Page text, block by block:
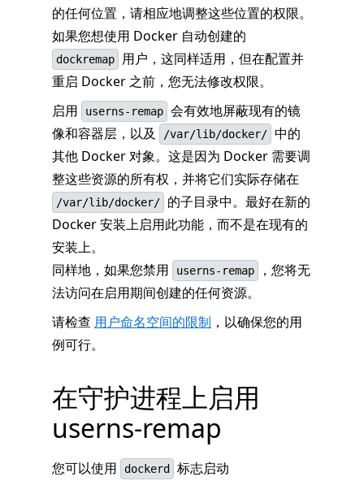
的任何位置，请相应地调整这些位置的权限。
如果您想使用 Docker 自动创建的
dockremap
用户，这同样适用，但在配置并
重启 Docker 之前，您无法修改权限。
启用
userns-remap 会有效地屏蔽现有的镜
像和容器层，以及
/var/lib/docker/ 中的
其他 Docker 对象。这是因为 Docker 需要调
整这些资源的所有权，并将它们实际存储在
/var/lib/docker/
的子目录中。最好在新的
Docker 安装上启用此功能，而不是在现有的
安装上。
同样地，如果您禁用
userns-remap
，您将无
法访问在启用期间创建的任何资源。
请检查 用户命名空间的限制 ，以确保您的用
例可行。
在守护进程上启用
userns-remap
您可以使用 dockerd 标志启动